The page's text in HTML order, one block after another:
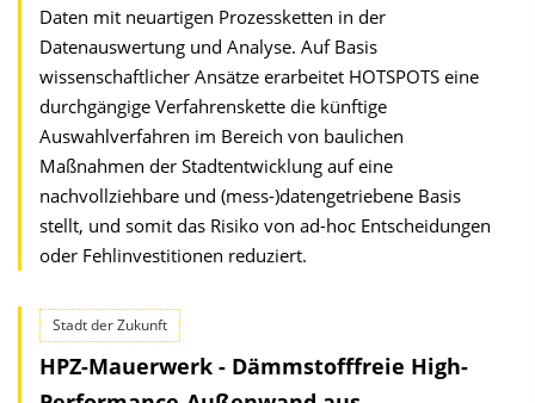
Daten mit neuartigen Prozessketten in der
Datenauswertung und Analyse. Auf Basis
wissenschaftlicher Ansätze erarbeitet HOTSPOTS eine
durchgängige Verfahrenskette die künftige
Auswahlverfahren im Bereich von baulichen
Maßnahmen der Stadtent­wicklung auf eine
nachvollziehbare und (mess-)datengetriebene Basis
stellt, und somit das Risiko von ad-hoc Entscheidungen
oder Fehlinvest­itionen reduziert.
Stadt der Zukunft
HPZ-Mauerwerk - Dämmstofffreie High-